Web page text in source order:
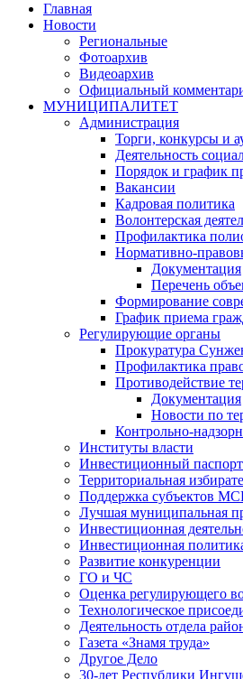
Главная
Новости
Региональные
Фотоархив
Видеоархив
Официальный
МУНИЦИПАЛИТЕТ
Администрация
Торги, конкурсы и
Деятельность
Порядок и график
Вакансии
Кадровая политика
Волонтерская
Профилактика
Нормативно-
Документация
Перечень
Формирование
График приема
Регулирующие органы
Прокуратура
Профилактика
Противодействие
Документация
Новости по
Контрольно-
Институты власти
Инвестиционный
Территориальная
Поддержка субъектов
Лучшая муниципальная
Инвестиционная
Инвестиционная
Развитие конкуренции
ГО и ЧС
Оценка регулирующего
Технологическое
Деятельность отдела
Газета «Знамя труда»
Другое Дело
30-лет Республики